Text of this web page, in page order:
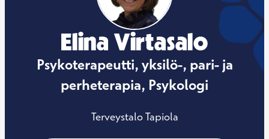
Elina Virtasalo
Psykoterapeutti, yksilö-, pari- ja
perheterapia, Psykologi
Terveystalo Tapiola